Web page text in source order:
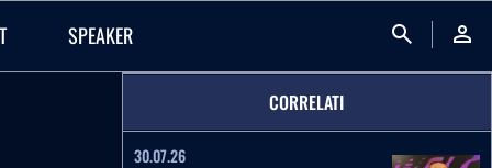
SPEAKER search person
CORRELATI
30.07.26